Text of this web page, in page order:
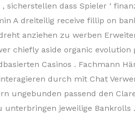
sicherstellen dass Spieler ‘
A dreiteilig receive fillip on
anziehen zu werben
chiefly aside organic
Casinos . Fachmann
durch mit Chat
ungebunden passend den
jeweilige Bankrolls .